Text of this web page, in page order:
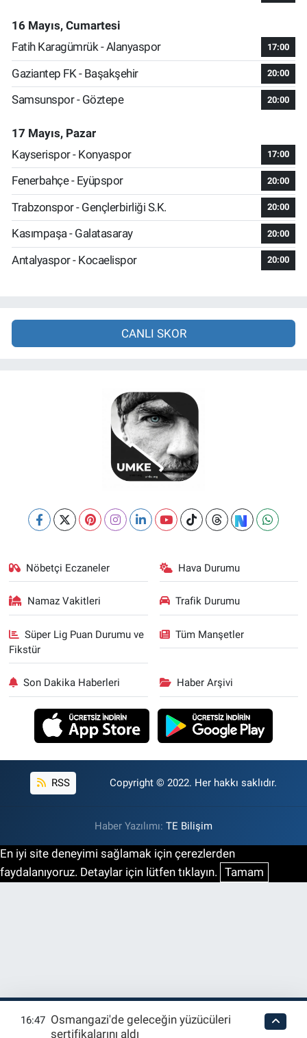
16 Mayıs, Cumartesi
Fatih Karagümrük - Alanyaspor
17:00
Gaziantep FK - Başakşehir 20:00
Samsunspor - Göztepe 20:00
17 Mayıs, Pazar
Kayserispor - Konyaspor
17:00
Fenerbahçe - Eyüpspor 20:00
Trabzonspor - Gençlerbirliği S.K. 20:00
Kasımpaşa - Galatasaray 20:00
Antalyaspor - Kocaelispor 20:00
CANLI SKOR
Nöbetçi Eczaneler Hava Durumu
Namaz Vakitleri Trafik Durumu
Süper Lig Puan Durumu ve
Fikstür
Tüm Manşetler
Son Dakika Haberleri Haber Arşivi
RSS Copyright © 2022. Her hakkı saklıdır.
Haber Yazılımı: TE Bilişim
En iyi site deneyimi sağlamak için çerezlerden
faydalanıyoruz. Detaylar için lütfen tıklayın. Tamam
16:47 Osmangazi'de geleceğin yüzücüleri
sertifikalarını aldı